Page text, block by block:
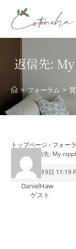
返信先:
> フォーラム >
トップページ › フォー
返信先: My
2026年7月9日 11:19
DanielHaw
ゲスト